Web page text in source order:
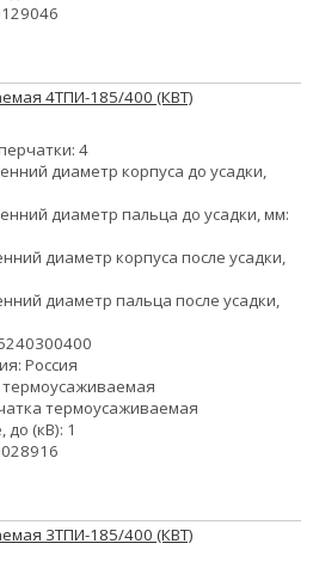
4ТПИ-185/400 (КВТ)
4
диаметр корпуса до усадки,
диаметр пальца до усадки, мм:
диаметр корпуса после усадки,
диаметр пальца после усадки,
240300400
Россия
термоусаживаемая
(кВ): 1
3ТПИ-185/400 (КВТ)